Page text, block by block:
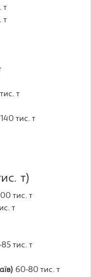
т
т
т
тис. т
т)
тис. т
т
тис. т
60-80 тис. т